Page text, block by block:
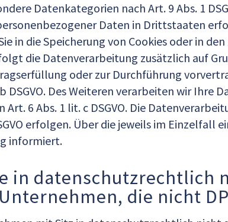
Datenkategorien nach Art. 9 Abs. 1
Daten in Drittstaaten
in die Speicherung von Cookies oder in
die Datenverarbeitung zusätzlich auf
oder zur Durchführung
DSGVO. Des Weiteren verarbeiten wir Ihre
6 Abs. 1 lit. c DSGVO. Die
erfolgen. Über die jeweils im Einzelfall
informiert.
in datenschutzrechtlich
die nicht